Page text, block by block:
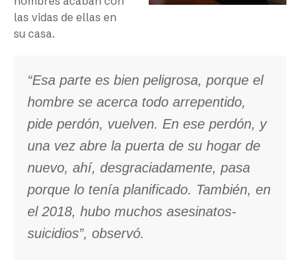
las vidas de ellas en
su casa.
“Esa parte es bien peligrosa, porque el
hombre se acerca todo arrepentido,
pide perdón, vuelven. En ese perdón, y
una vez abre la puerta de su hogar de
nuevo, ahí, desgraciadamente, pasa
porque lo tenía planificado. También, en
el 2018, hubo muchos asesinatos-
suicidios”, observó.